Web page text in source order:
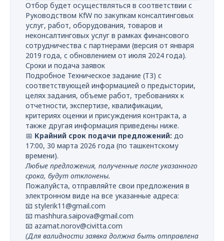
Отбор будет осуществляться в соответствии с
Руководством KfW по закупкам консалтинговых
услуг, работ, оборудования, товаров и
неконсалтинговых услуг в рамках финансового
сотрудничества с партнерами (версия от января
2019 года, с обновлением от июля 2024 года).
Сроки и подача заявок
Подробное Техническое задание (ТЗ) с
соответствующей информацией о предыстории,
целях задания, объеме работ, требованиях к
отчетности, экспертизе, квалификации,
критериях оценки и присуждения контракта, а
также другая информация приведены ниже.
📅 Крайний срок подачи предложений: до
17:00, 30 марта 2026 года (по ташкентскому
времени).
Любые предложения, полученные после указанного
срока, будут отклонены.
Пожалуйста, отправляйте свои предложения в
электронном виде на все указанные адреса:
📧 stylerik11@gmail.com
📧 mashhura.saipova@gmail.com
📧 azamat.norov@civitta.com
(Для валидности заявка должна быть отправлена